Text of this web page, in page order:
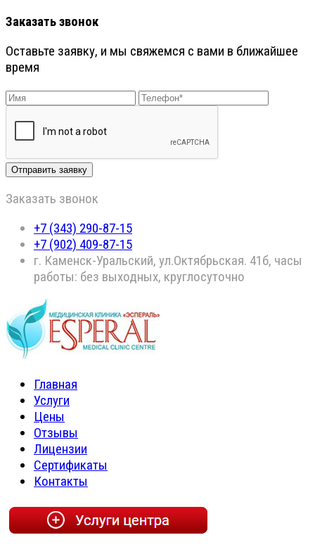
Заказать звонок
Оставьте заявку, и мы свяжемся с вами в ближайшее
время
Заказать звонок
+7 (343) 290-87-15
+7 (902) 409-87-15
г. Каменск-Уральский, ул.Октябрьская. 41б, часы
работы: без выходных, круглосуточно
Главная
Услуги
Цены
Отзывы
Лицензии
Сертификаты
Контакты